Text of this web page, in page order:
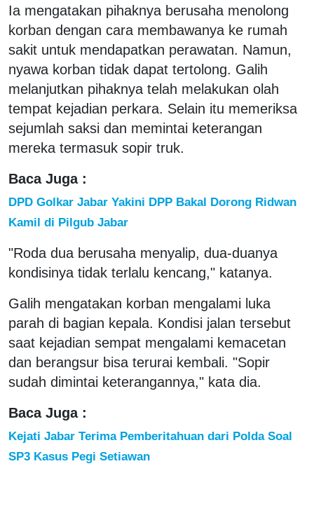
Ia mengatakan pihaknya berusaha menolong
korban dengan cara membawanya ke rumah
sakit untuk mendapatkan perawatan. Namun,
nyawa korban tidak dapat tertolong. Galih
melanjutkan pihaknya telah melakukan olah
tempat kejadian perkara. Selain itu memeriksa
sejumlah saksi dan memintai keterangan
mereka termasuk sopir truk.
Baca Juga :
DPD Golkar Jabar Yakini DPP Bakal Dorong Ridwan
Kamil di Pilgub Jabar
"Roda dua berusaha menyalip, dua-duanya
kondisinya tidak terlalu kencang," katanya.
Galih mengatakan korban mengalami luka
parah di bagian kepala. Kondisi jalan tersebut
saat kejadian sempat mengalami kemacetan
dan berangsur bisa terurai kembali. "Sopir
sudah dimintai keterangannya," kata dia.
Baca Juga :
Kejati Jabar Terima Pemberitahuan dari Polda Soal
SP3 Kasus Pegi Setiawan